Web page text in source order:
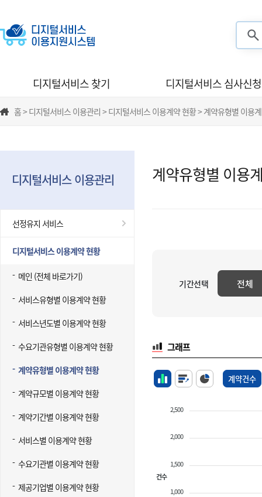
디지털서비스 찾기 디지털서비스 심사신청
홈 > 디지털서비스 이용관리 > 디지털서비스 이용계약 현황 > 계약유형별 이용
디지털서비스 이용관리
선정유지 서비스
디지털서비스 이용계약 현황
메인 (전체 바로가기)
서비스유형별 이용계약 현황
서비스년도별 이용계약 현황
수요기관유형별 이용계약 현황
계약유형별 이용계약 현황
계약규모별 이용계약 현황
계약기간별 이용계약 현황
서비스별 이용계약 현황
수요기관별 이용계약 현황
제공기업별 이용계약 현황
계약유형별 이용
기간선택 전체
그래프
계약건수
2,500
2,000
1,500
1,000
건수